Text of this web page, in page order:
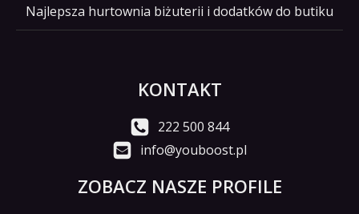
Najlepsza hurtownia biżuterii i dodatków do butiku
KONTAKT
222 500 844
info@youboost.pl
ZOBACZ NASZE PROFILE